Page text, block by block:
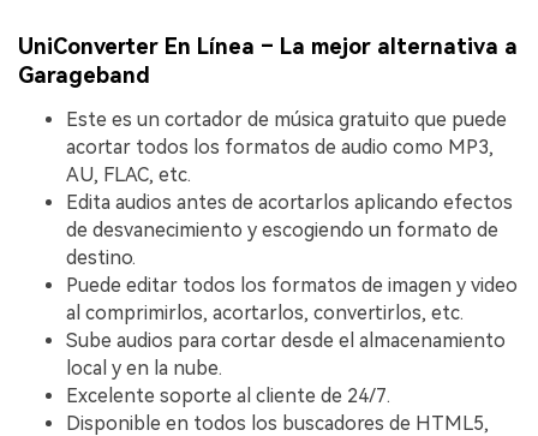
UniConverter En Línea – La mejor alternativa a
Garageband
Este es un cortador de música gratuito que puede
acortar todos los formatos de audio como MP3,
AU, FLAC, etc.
Edita audios antes de acortarlos aplicando efectos
de desvanecimiento y escogiendo un formato de
destino.
Puede editar todos los formatos de imagen y video
al comprimirlos, acortarlos, convertirlos, etc.
Sube audios para cortar desde el almacenamiento
local y en la nube.
Excelente soporte al cliente de 24/7.
Disponible en todos los buscadores de HTML5,